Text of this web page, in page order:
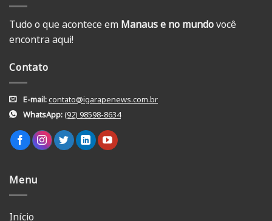
Tudo o que acontece em Manaus e no mundovocê
encontra aqui!
Contato
E-mail:contato@igarapenews.com.br
WhatsApp:(92) 98598-8634
Menu
Início